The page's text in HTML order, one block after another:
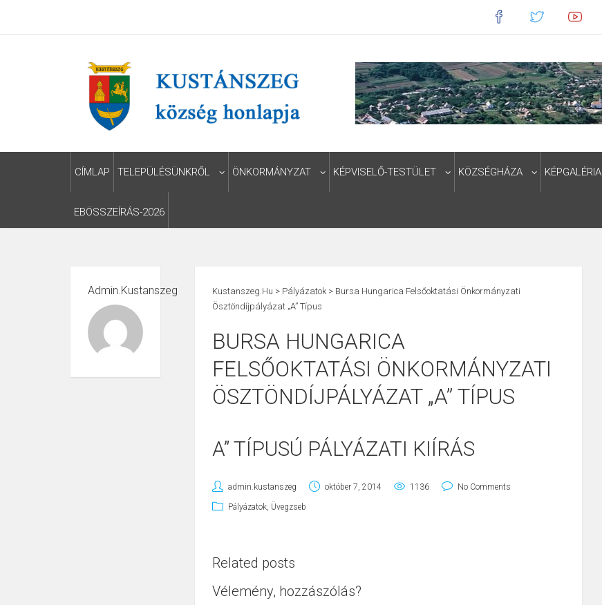
CÍMLAP TELEPÜLÉSÜNKRŐL ÖNKORMÁNYZAT KÉPVISELŐ-TESTÜLET KÖZSÉGHÁZA KÉPGALÉRIA
EBÖSSZEÍRÁS-2026
Admin.kustanszeg Kustanszeg.hu > Pályázatok> Bursa Hungarica Felsőoktatási Önkormányzati
Ösztöndíjpályázat „A” Típus
BURSA HUNGARICA
FELSŐOKTATÁSI ÖNKORMÁNYZATI
ÖSZTÖNDÍJPÁLYÁZAT „A” TÍPUS
A” TÍPUSÚ PÁLYÁZATI KIÍRÁS
admin.kustanszeg október 7, 2014 1136 No Comments
Pályázatok, Üvegzseb
Related posts
Vélemény, hozzászólás?